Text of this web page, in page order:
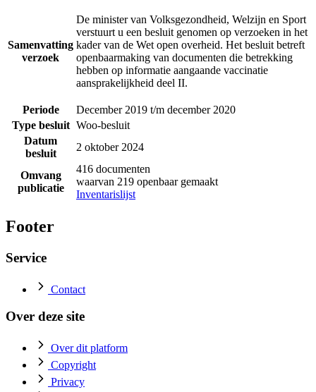
Samenvatting
verzoek
De minister van Volksgezondheid, Welzijn en Sport
verstuurt u een besluit genomen op verzoeken in het
kader van de Wet open overheid. Het besluit betreft
openbaarmaking van documenten die betrekking
hebben op informatie aangaande vaccinatie
aansprakelijkheid deel II.
Periode
December 2019 t/m december 2020
Type besluit Woo-besluit
Datum
besluit
2 oktober 2024
Omvang
publicatie
416 documenten
waarvan 219 openbaar gemaakt
Inventarislijst
Footer
Service
Contact
Over deze site
Over dit platform
Copyright
Privacy